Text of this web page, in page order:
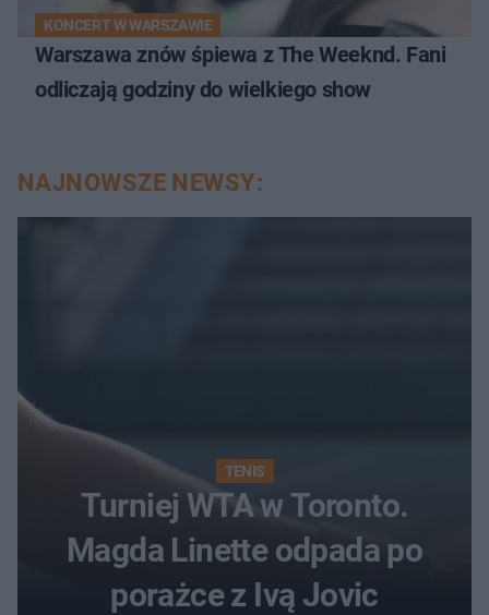
KONCERT W WARSZAWIE
Warszawa znów śpiewa z The Weeknd. Fani
odliczają godziny do wielkiego show
NAJNOWSZE NEWSY:
TENIS
Turniej WTA w Toronto.
Magda Linette odpada po
porażce z Ivą Jovic